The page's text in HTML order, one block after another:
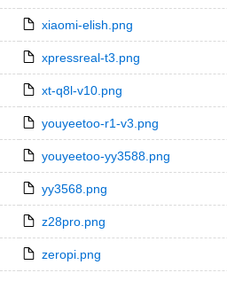
xiaomi-elish.png
xpressreal-t3.png
xt-q8l-v10.png
youyeetoo-r1-v3.png
youyeetoo-yy3588.png
yy3568.png
z28pro.png
zeropi.png